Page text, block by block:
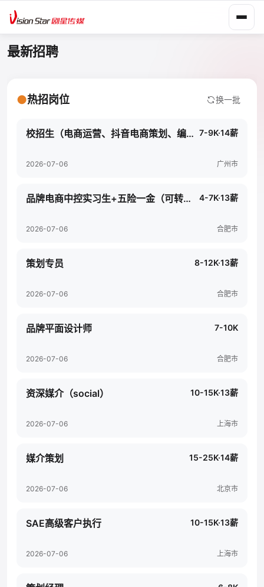
最新招聘
●热招岗位 换一批
校招生（电商运营、抖音电商策划、编导） 7-9K·14薪
2026-07-06 广州市
品牌电商中控实习生+五险一金（可转正） 4-7K·13薪
2026-07-06 合肥市
策划专员 8-12K·13薪
2026-07-06 合肥市
品牌平面设计师 7-10K
2026-07-06 合肥市
资深媒介（social） 10-15K·13薪
2026-07-06 上海市
媒介策划 15-25K·14薪
2026-07-06 北京市
SAE高级客户执行 10-15K·13薪
2026-07-06 上海市